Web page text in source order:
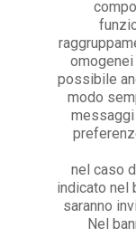
possibile
modo
nel caso
indicato nel
saranno
Nel